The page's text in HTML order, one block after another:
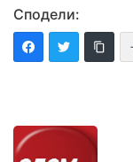
Сподели: